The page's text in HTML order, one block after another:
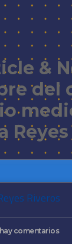
&
del
Riveros
comentarios